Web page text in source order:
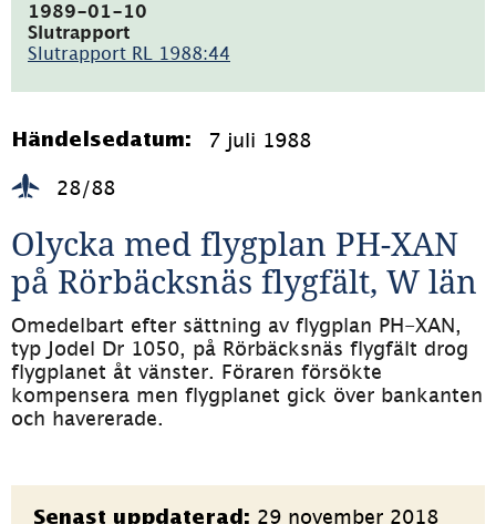
1989-01-10
Slutrapport
Slutrapport RL 1988:44
1.5MB)
Händelsedatum: 7 juli 1988
28/88
Olycka med flygplan PH-XAN
på Rörbäcksnäs flygfält, W län
Omedelbart efter sättning av flygplan PH-XAN,
typ Jodel Dr 1050, på Rörbäcksnäs flygfält drog
flygplanet åt vänster. Föraren försökte
kompensera men flygplanet gick över bankanten
och havererade.
Sidinformation
Senast uppdaterad: 29 november 2018